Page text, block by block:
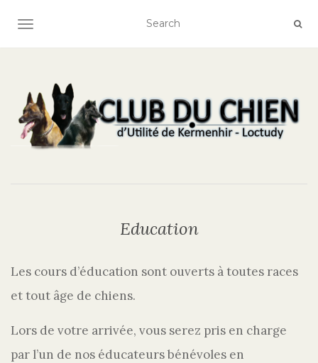
AFFICHER/MASQUER LA NAVIGATION
Education
Les cours d’éducation sont ouverts à toutes races
et tout âge de chiens.
Lors de votre arrivée, vous serez pris en charge
par l’un de nos éducateurs bénévoles en